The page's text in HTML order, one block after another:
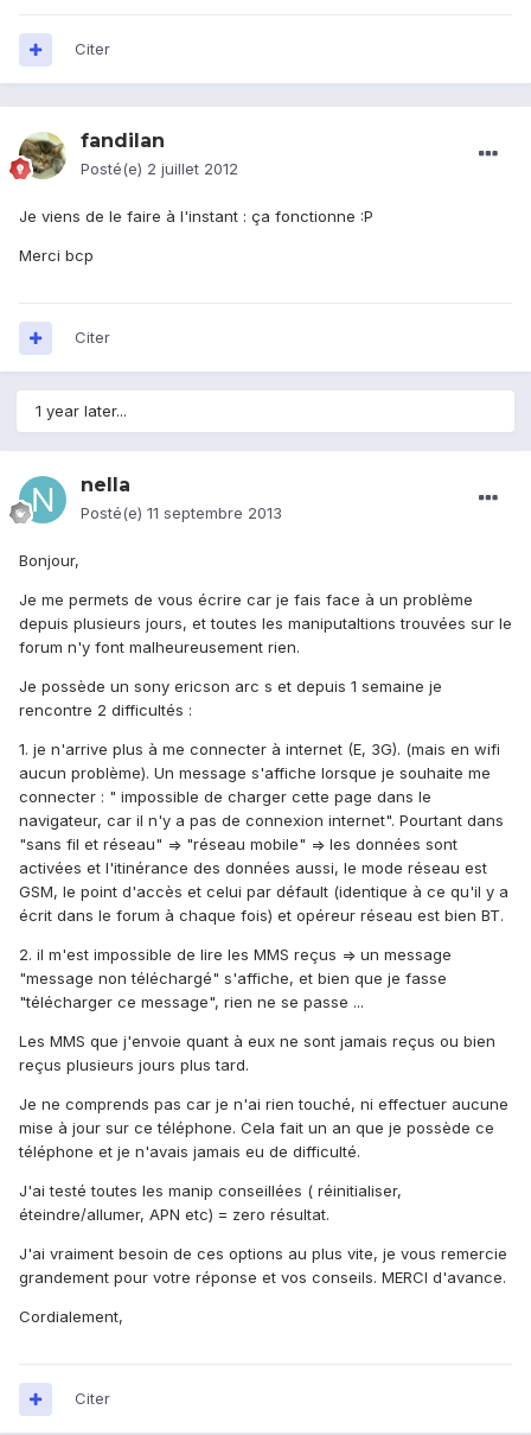
Citer
fandilan
Posté(e) 2 juillet 2012
Je viens de le faire à l'instant : ça fonctionne :P
Merci bcp
Citer
1 year later...
nella
Posté(e) 11 septembre 2013
Bonjour,
Je me permets de vous écrire car je fais face à un problème
depuis plusieurs jours, et toutes les maniputaltions trouvées sur le
forum n'y font malheureusement rien.
Je possède un sony ericson arc s et depuis 1 semaine je
rencontre 2 difficultés :
1. je n'arrive plus à me connecter à internet (E, 3G). (mais en wifi
aucun problème). Un message s'affiche lorsque je souhaite me
connecter : " impossible de charger cette page dans le
navigateur, car il n'y a pas de connexion internet". Pourtant dans
"sans fil et réseau" => "réseau mobile" => les données sont
activées et l'itinérance des données aussi, le mode réseau est
GSM, le point d'accès et celui par défault (identique à ce qu'il y a
écrit dans le forum à chaque fois) et opéreur réseau est bien BT.
2. il m'est impossible de lire les MMS reçus => un message
"message non téléchargé" s'affiche, et bien que je fasse
"télécharger ce message", rien ne se passe ...
Les MMS que j'envoie quant à eux ne sont jamais reçus ou bien
reçus plusieurs jours plus tard.
Je ne comprends pas car je n'ai rien touché, ni effectuer aucune
mise à jour sur ce téléphone. Cela fait un an que je possède ce
téléphone et je n'avais jamais eu de difficulté.
J'ai testé toutes les manip conseillées ( réinitialiser,
éteindre/allumer, APN etc) = zero résultat.
J'ai vraiment besoin de ces options au plus vite, je vous remercie
grandement pour votre réponse et vos conseils. MERCI d'avance.
Cordialement,
Citer